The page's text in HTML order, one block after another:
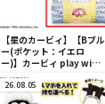
【星のカービィ】【Bブル
ー(ポケット：イエロ
ー)】カービィ play with
ワドルディ ボストンバッ
グ
26.08.05